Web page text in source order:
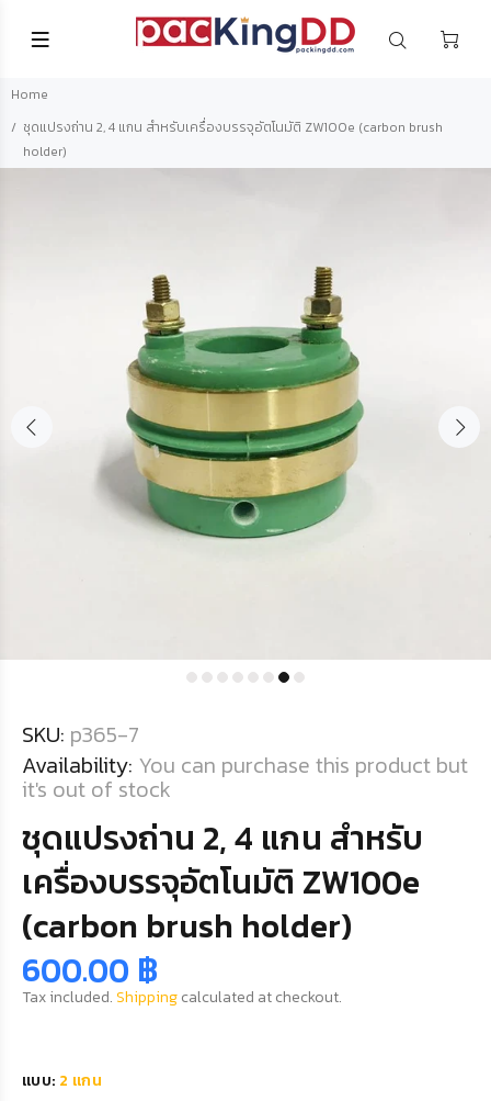
Home
ชุดแปรงถ่าน 2, 4 แกน สำหรับเครื่องบรรจุอัตโนมัติ ZW100e (carbon brush
holder)
SKU: p365-7
Availability: You can purchase this product but
it's out of stock
ชุดแปรงถ่าน 2, 4 แกน สำหรับ
เครื่องบรรจุอัตโนมัติ ZW100e
(carbon brush holder)
600.00 ฿
Tax included.Shippingcalculated at checkout.
แบบ: 2 แกน